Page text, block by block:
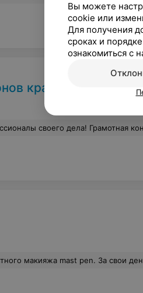
красоты
всё чётко в назначенные сроки. Спасибо большое, процветания и благодарных клиентов! Очень
идеально сидит в руке, благодаря этому, краска ложиться просто идеально. Огромное спасибо, покупка не
Вы можете
cookie или
Для получения
сроках и
ознакомиться с